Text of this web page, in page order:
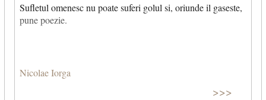
Sufletul omenesc nu poate suferi golul si, oriunde il gaseste,
pune poezie.
Nicolae Iorga
>>>